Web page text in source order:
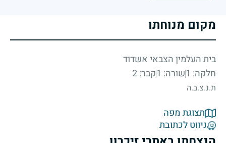
מקום מנוחתו
בית העלמין הצבאי אשדוד
חלקה: 1
שורה: 1 קבר: 2
ת.נ.צ.ב.ה
תצוגת מפה
ניווט לכתובת